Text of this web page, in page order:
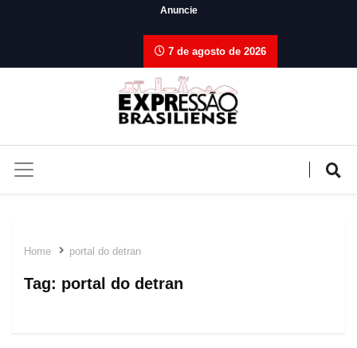
Anuncie
7 de agosto de 2026
Home portal do detran
Tag: portal do detran